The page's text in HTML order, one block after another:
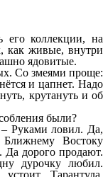
коллекции, на
как живые, внутри
ядовитые.
Со змеями проще:
и цапнет. Надо
крутануть и об
были?
Руками ловил. Да,
Востоку
Да дорого продают.
дурочку любил.
Тарантула,